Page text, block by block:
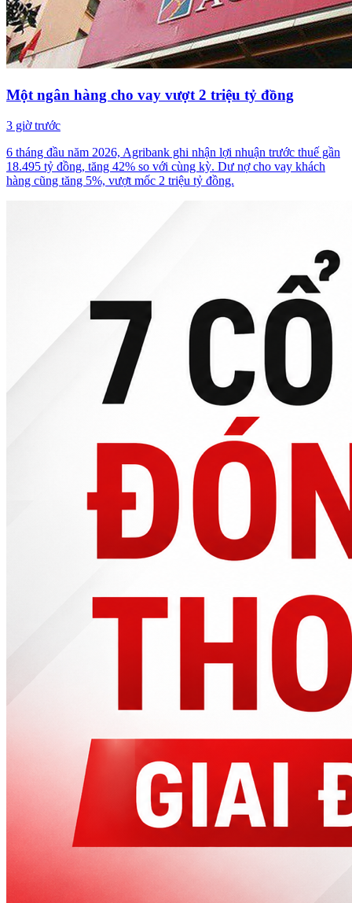
Một ngân hàng cho vay vượt 2 triệu tỷ đồng
3 giờ trước
6 tháng đầu năm 2026, Agribank ghi nhận lợi nhuận trước thuế gần
18.495 tỷ đồng, tăng 42% so với cùng kỳ. Dư nợ cho vay khách
hàng cũng tăng 5%, vượt mốc 2 triệu tỷ đồng.